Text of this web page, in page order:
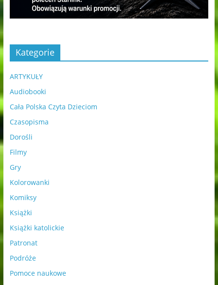
Kategorie
ARTYKUŁY
Audiobooki
Cała Polska Czyta Dzieciom
Czasopisma
Dorośli
Filmy
Gry
Kolorowanki
Komiksy
Książki
Książki katolickie
Patronat
Podróże
Pomoce naukowe